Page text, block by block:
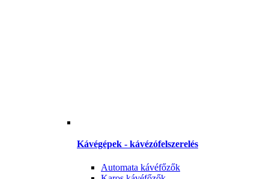
Kávégépek - kávézófelszerelés
Automata kávéfőzők